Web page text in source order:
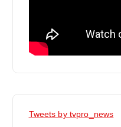
Tweets by tvpro_news